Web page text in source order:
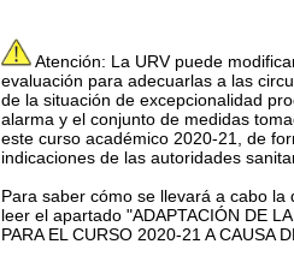
Atención: La URV puede
evaluación para adecuarlas a las
de la situación de excepcionalidad
alarma y el conjunto de medidas
este curso académico 2020-21, de
indicaciones de las autoridades
Para saber cómo se llevará a cabo
leer el apartado "ADAPTACIÓN DE
PARA EL CURSO 2020-21 A CAUSA